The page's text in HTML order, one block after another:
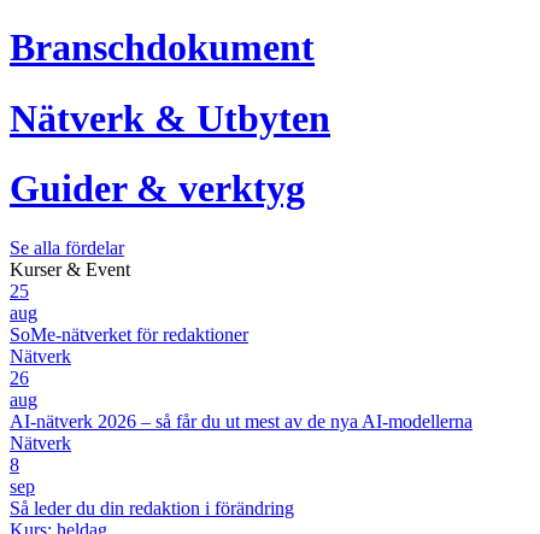
Branschdokument
Nätverk & Utbyten
Guider & verktyg
Se alla fördelar
Kurser & Event
25
aug
SoMe-nätverket för redaktioner
Nätverk
26
aug
AI-nätverk 2026 – så får du ut mest av de nya AI-modellerna
Nätverk
8
sep
Så leder du din redaktion i förändring
Kurs: heldag